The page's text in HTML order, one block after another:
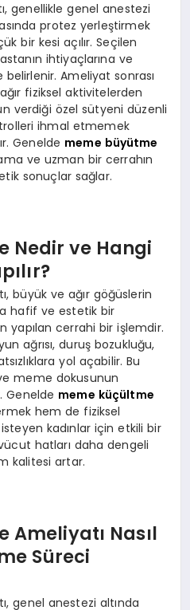
genellikle genel anestezi
protez yerleştirmek
bir kesi açılır. Seçilen
ihtiyaçlarına ve
Ameliyat sonrası
fiziksel aktivitelerden
verdiği özel sütyeni düzenli
ihmal etmemek
Genelde meme büyütme
ve uzman bir cerrahın
sonuçlar sağlar.
Nedir ve Hangi
büyük ve ağır göğüslerin
hafif ve estetik bir
yapılan cerrahi bir işlemdir.
ağrısı, duruş bozukluğu,
yol açabilir. Bu
meme dokusunun
Genelde meme küçültme
hem de fiziksel
kadınlar için etkili bir
hatları daha dengeli
kalitesi artar.
Ameliyatı Nasıl
Süreci
genel anestezi altında